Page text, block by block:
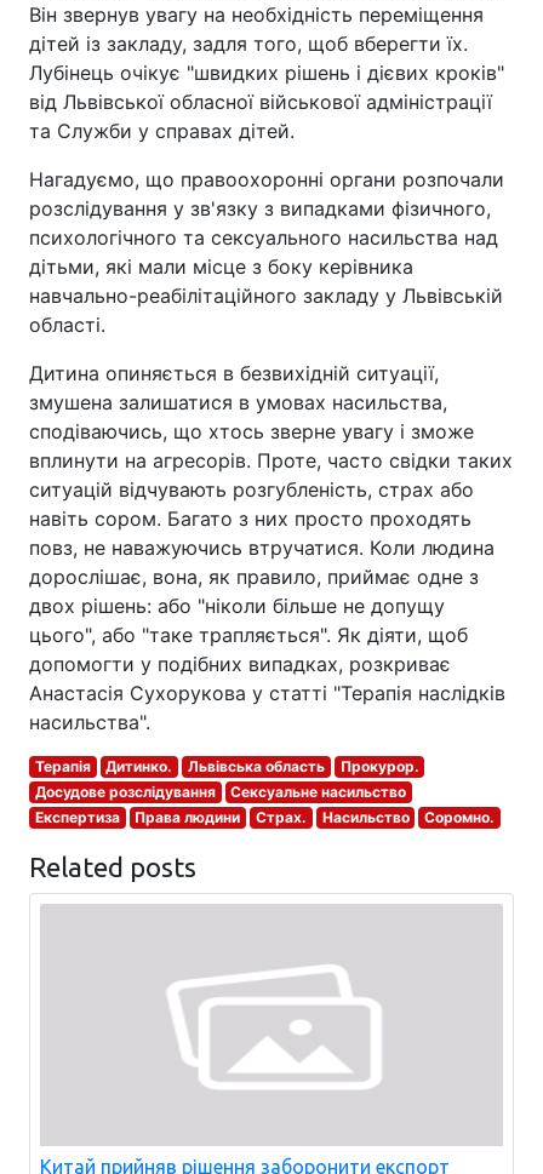
Він звернув увагу на необхідність переміщення
дітей із закладу, задля того, щоб вберегти їх.
Лубінець очікує "швидких рішень і дієвих кроків"
від Львівської обласної військової адміністрації
та Служби у справах дітей.
Нагадуємо, що правоохоронні органи розпочали
розслідування у зв'язку з випадками фізичного,
психологічного та сексуального насильства над
дітьми, які мали місце з боку керівника
навчально-реабілітаційного закладу у Львівській
області.
Дитина опиняється в безвихідній ситуації,
змушена залишатися в умовах насильства,
сподіваючись, що хтось зверне увагу і зможе
вплинути на агресорів. Проте, часто свідки таких
ситуацій відчувають розгубленість, страх або
навіть сором. Багато з них просто проходять
повз, не наважуючись втручатися. Коли людина
дорослішає, вона, як правило, приймає одне з
двох рішень: або "ніколи більше не допущу
цього", або "таке трапляється". Як діяти, щоб
допомогти у подібних випадках, розкриває
Анастасія Сухорукова у статті "Терапія наслідків
насильства".
Терапія Дитинко. Львівська область
Прокурор.
Досудове розслідування
Сексуальне насильство
Експертиза
Права людини Страх. Насильство Соромно.
Related posts
Китай прийняв рішення заборонити експорт